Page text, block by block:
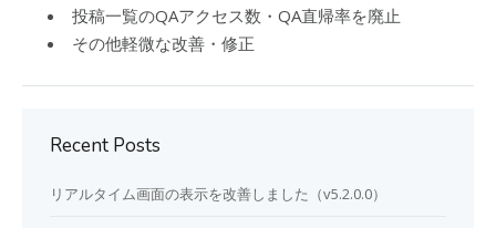
投稿一覧のQAアクセス数・QA直帰率を廃止
その他軽微な改善・修正
Recent Posts
リアルタイム画面の表示を改善しました（v5.2.0.0）